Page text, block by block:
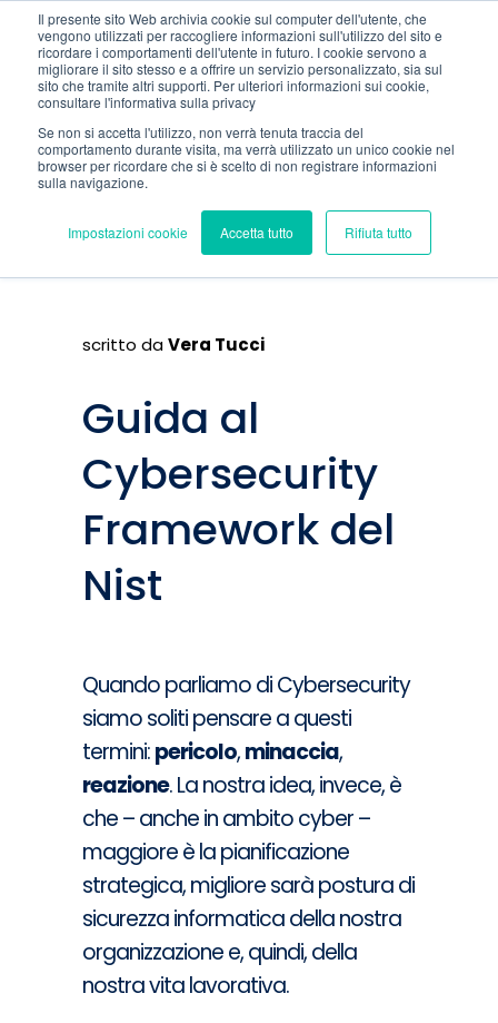
Il presente sito Web archivia cookie sul computer dell'utente, che
vengono utilizzati per raccogliere informazioni sull'utilizzo del sito e
ricordare i comportamenti dell'utente in futuro. I cookie servono a
migliorare il sito stesso e a offrire un servizio personalizzato, sia sul
sito che tramite altri supporti. Per ulteriori informazioni sui cookie,
consultare l'informativa sulla privacy
Se non si accetta l'utilizzo, non verrà tenuta traccia del
comportamento durante visita, ma verrà utilizzato un unico cookie nel
browser per ricordare che si è scelto di non registrare informazioni
sulla navigazione.
Impostazioni cookie Accetta tutto Rifiuta tutto
scritto daVera Tucci
Guida al
Cybersecurity
Framework del
Nist
Quando parliamo di Cybersecurity
siamo soliti pensare a questi
termini:pericolo,minaccia,
reazione. La nostra idea, invece, è
che – anche in ambito cyber –
maggiore è la pianificazione
strategica, migliore sarà postura di
sicurezza informatica della nostra
organizzazione e, quindi, della
nostra vita lavorativa.